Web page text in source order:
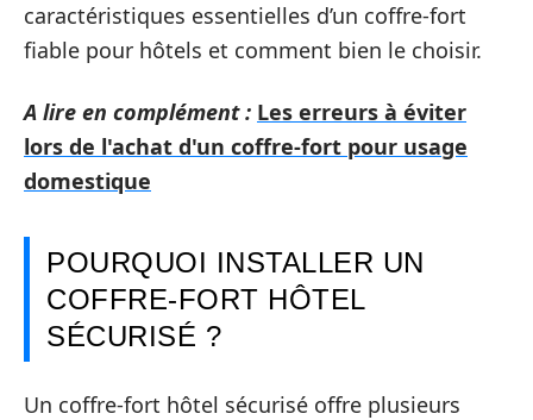
caractéristiques essentielles d’un coffre-fort
fiable pour hôtels et comment bien le choisir.
A lire en complément : Les erreurs à éviter
lors de l'achat d'un coffre-fort pour usage
domestique
POURQUOI INSTALLER UN
COFFRE-FORT HÔTEL
SÉCURISÉ ?
Un coffre-fort hôtel sécurisé offre plusieurs